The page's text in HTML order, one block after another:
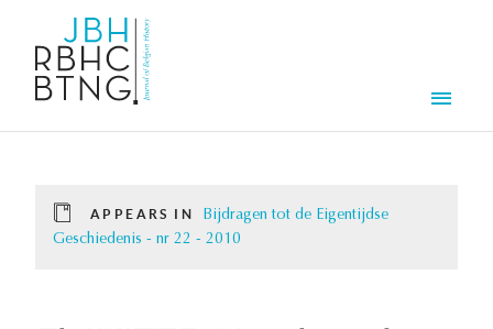
APPEARS IN
Bijdragen tot de Eigentijdse
Geschiedenis - nr 22 - 2010